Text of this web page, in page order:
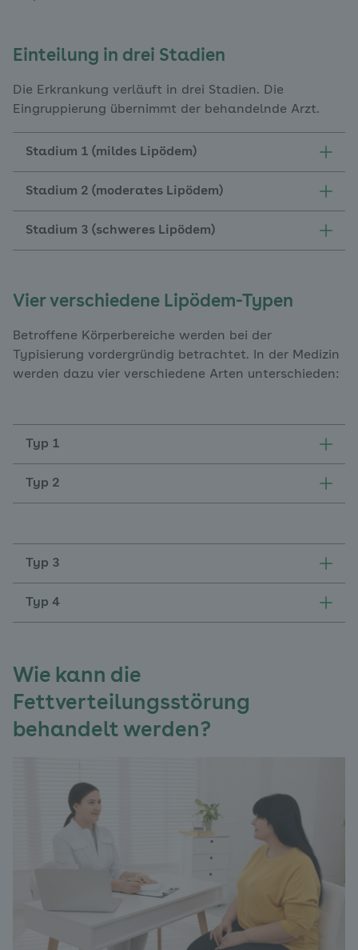
Einteilung in drei Stadien
Die Erkrankung verläuft in drei Stadien. Die
Eingruppierung übernimmt der behandelnde Arzt.
Stadium 1 (mildes Lipödem)
Stadium 2 (moderates Lipödem)
Stadium 3 (schweres Lipödem)
Vier verschiedene Lipödem-Typen
Betroffene Körperbereiche werden bei der
Typisierung vordergründig betrachtet. In der Medizin
werden dazu vier verschiedene Arten unterschieden:
Typ 1
Typ 2
Typ 3
Typ 4
Wie kann die
Fettverteilungsstörung
behandelt werden?